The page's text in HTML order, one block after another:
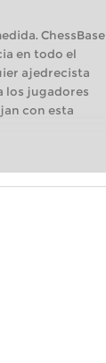
ChessBase
en todo el
ajedrecista
los jugadores
con esta